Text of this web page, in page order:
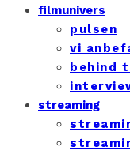
filmunivers
pulsen
vi
behind
streaming